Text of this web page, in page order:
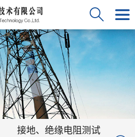
接地、绝缘电阻测试